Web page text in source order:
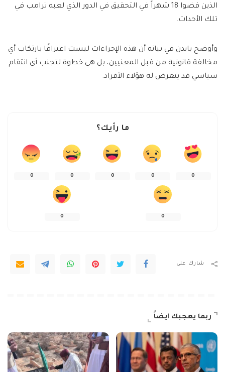
الذين قضوا 18 شهراً في التحقيق في الدور الذي لعبه ترامب في
تلك الأحداث.
وأوضح بايدن في بيانه أن هذه الإجراءات ليست اعترافًا بارتكاب أي
مخالفة قانونية من قبل المعنيين، بل هي خطوة لتجنب أي انتقام
سياسي قد يتعرض له هؤلاء الأفراد.
ما رأيك؟
0
0
0
0
0
0
0
شارك على
ربما يعجبك ايضاً